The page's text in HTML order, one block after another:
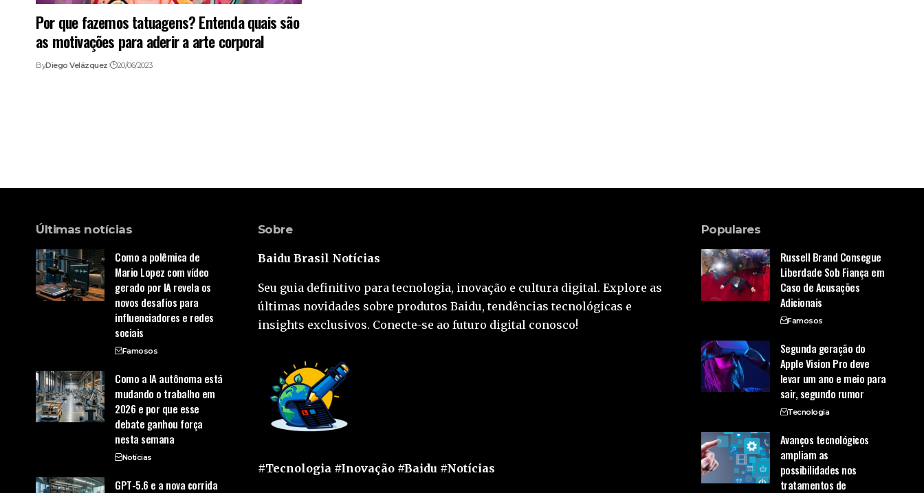
Por que fazemos tatuagens? Entenda quais são
as motivações para aderir a arte corporal
ByDiego Velázquez 20/06/2023
Últimas notícias
Como a polêmica de
Mario Lopez com vídeo
gerado por IA revela os
novos desafios para
influenciadores e redes
sociais
Famosos
Como a IA autônoma está
mudando o trabalho em
2026 e por que esse
debate ganhou força
nesta semana
Notícias
GPT-5.6 e a nova corrida
Sobre
Baidu Brasil Notícias
Seu guia definitivo para tecnologia, inovação e cultura digital. Explore as
últimas novidades sobre produtos Baidu, tendências tecnológicas e
insights exclusivos. Conecte-se ao futuro digital conosco!
#Tecnologia #Inovação #Baidu #Notícias
Populares
Russell Brand Consegue
Liberdade Sob Fiança em
Caso de Acusações
Adicionais
Famosos
Segunda geração do
Apple Vision Pro deve
levar um ano e meio para
sair, segundo rumor
Tecnologia
Avanços tecnológicos
ampliam as
possibilidades nos
tratamentos de